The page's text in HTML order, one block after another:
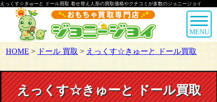
えっくす☆きゅーと ドール買取 着せ替え人形の買取価格やクチコミが多数のジョニージョイ
MENU
HOME > ドール 買取 > えっくす☆きゅーと ドール買取
えっくす☆きゅーと ドール買取